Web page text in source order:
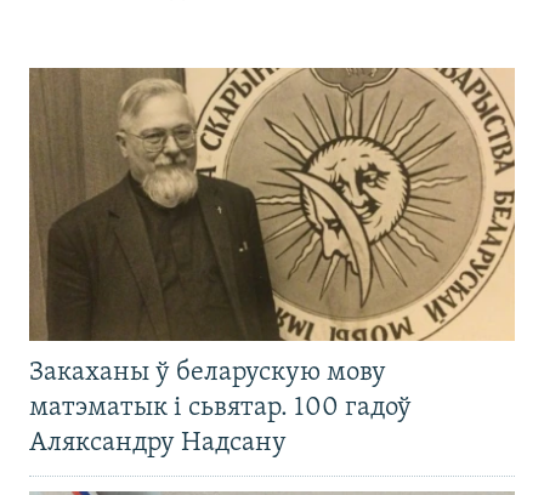
Закаханы ў беларускую мову
матэматык і сьвятар. 100 гадоў
Аляксандру Надсану